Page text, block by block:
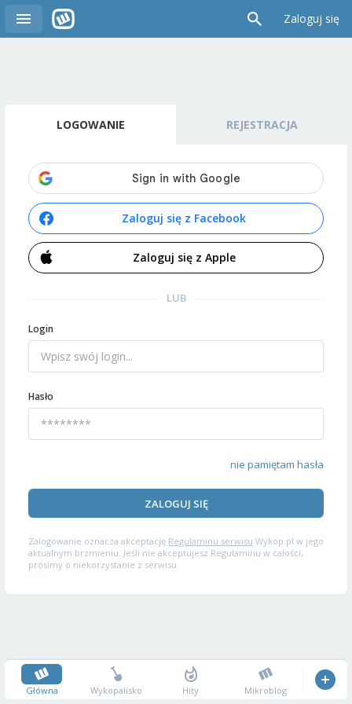
Zaloguj się
LOGOWANIE REJESTRACJA
Zaloguj się z Facebook
Zaloguj się z Apple
LUB
Login
Hasło
nie pamiętam hasła
ZALOGUJ SIĘ
Zalogowanie oznacza akceptację Regulaminu serwisu Wykop.pl w jego
aktualnym brzmieniu. Jeśli nie akceptujesz Regulaminu w całości,
prosimy o niekorzystanie z serwisu.
Główna Wykopalisko Hity Mikroblog